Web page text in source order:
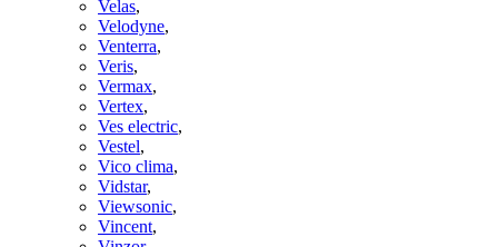
Velas,
Velodyne,
Venterra,
Veris,
Vermax,
Vertex,
Ves electric,
Vestel,
Vico clima,
Vidstar,
Viewsonic,
Vincent,